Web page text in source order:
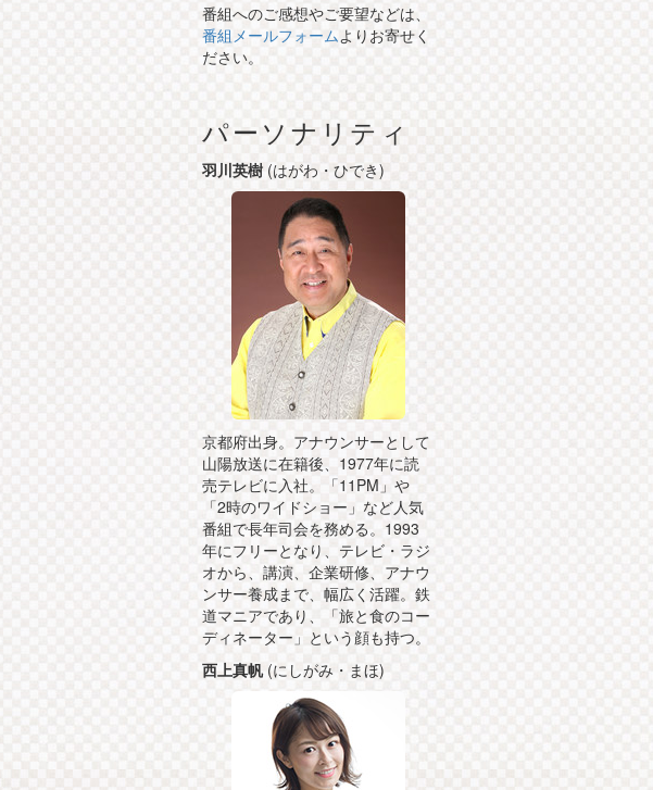
番組へのご感想やご要望などは、
番組メールフォームよりお寄せく
ださい。
パーソナリティ
羽川英樹(はがわ・ひでき)
京都府出身。アナウンサーとして
山陽放送に在籍後、1977年に読
売テレビに入社。「11PM」や
「2時のワイドショー」など人気
番組で長年司会を務める。1993
年にフリーとなり、テレビ・ラジ
オから、講演、企業研修、アナウ
ンサー養成まで、幅広く活躍。鉄
道マニアであり、「旅と食のコー
ディネーター」という顔も持つ。
西上真帆(にしがみ・まほ)